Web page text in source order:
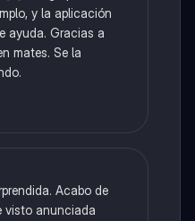
y la aplicación
ayuda. Gracias a
mates. Se la
Acabo de
visto anunciada